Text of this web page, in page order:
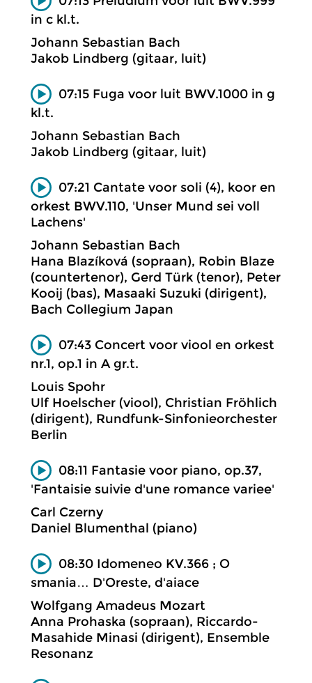
in c kl.t.
Johann Sebastian Bach
Jakob Lindberg (gitaar, luit)
07:15 Fuga voor luit BWV.1000 in g
kl.t.
Johann Sebastian Bach
Jakob Lindberg (gitaar, luit)
07:21 Cantate voor soli (4), koor en
orkest BWV.110, 'Unser Mund sei voll
Lachens'
Johann Sebastian Bach
Hana Blazíková (sopraan), Robin Blaze
(countertenor), Gerd Türk (tenor), Peter
Kooij (bas), Masaaki Suzuki (dirigent),
Bach Collegium Japan
07:43 Concert voor viool en orkest
nr.1, op.1 in A gr.t.
Louis Spohr
Ulf Hoelscher (viool), Christian Fröhlich
(dirigent), Rundfunk-Sinfonieorchester
Berlin
08:11 Fantasie voor piano, op.37,
'Fantaisie suivie d'une romance variee'
Carl Czerny
Daniel Blumenthal (piano)
08:30 Idomeneo KV.366 ; O
smania… D'Oreste, d'aiace
Wolfgang Amadeus Mozart
Anna Prohaska (sopraan), Riccardo-
Masahide Minasi (dirigent), Ensemble
Resonanz